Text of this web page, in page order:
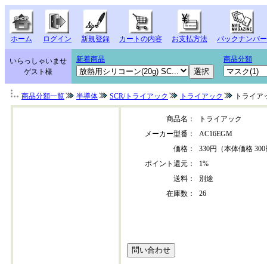
ホーム ログイン 新規登録 カートの内容 お支払方法 バックナンバー
いらっしゃいませ
ゲスト様
新着商品 商品分類
商品分類一覧 半導体 SCR/トライアック トライアック トライア
商品名：
トライアック
メーカー型番：
AC16EGM
価格：
330円（本体価格
ポイント還元：
1%
送料：
別途
在庫数：
26